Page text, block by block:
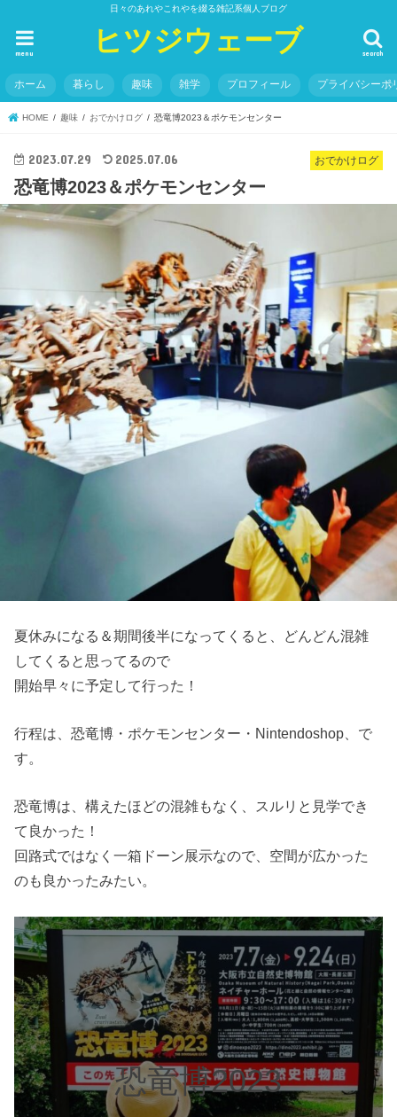
日々のあれやこれやを綴る雑記系個人ブログ
ヒツジウェーブ search
menu
ホーム 暮らし 趣味 雑学 プロフィール プライバシーポ
HOME 趣味 おでかけログ 恐竜博2023＆ポケモンセンター
おでかけログ
2023.07.29 2025.07.06
恐竜博2023＆ポケモンセンター
夏休みになる＆期間後半になってくると、どんどん混雑
してくると思ってるので
開始早々に予定して行った！
行程は、恐竜博・ポケモンセンター・Nintendoshop、で
す。
恐竜博は、構えたほどの混雑もなく、スルリと見学でき
て良かった！
回路式ではなく一箱ドーン展示なので、空間が広かった
のも良かったみたい。
恐竜博2023